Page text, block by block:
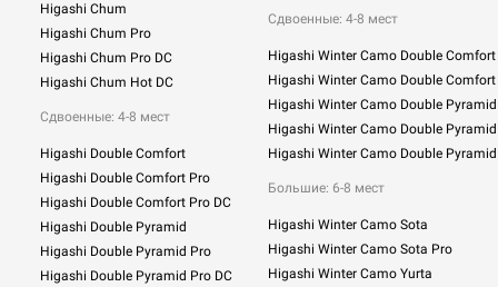
Higashi Chum
Higashi Chum Pro
Higashi Chum Pro DC
Higashi Chum Hot DC
Сдвоенные: 4-8 мест
Higashi Double Comfort
Higashi Double Comfort Pro
Higashi Double Comfort Pro DC
Higashi Double Pyramid
Higashi Double Pyramid Pro
Higashi Double Pyramid Pro DC
Сдвоенные: 4-8 мест
Higashi Winter Camo Double Comfort
Higashi Winter Camo Double
Higashi Winter Camo Double Pyramid
Higashi Winter Camo Double
Higashi Winter Camo Double
Большие: 6-8 мест
Higashi Winter Camo Sota
Higashi Winter Camo Sota Pro
Higashi Winter Camo Yurta